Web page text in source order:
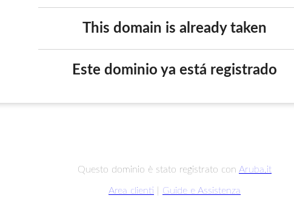
This domain is already taken
Este dominio ya está registrado
Questo dominio è stato registrato con Aruba.it
Area clienti Guide e Assistenza